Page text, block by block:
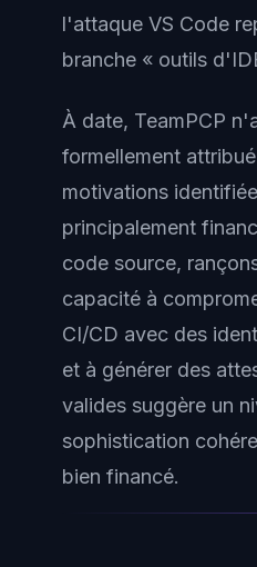
l'attaque VS Code
branche « outils
À date, TeamPCP
formellement
motivations
principalement
code source,
capacité à
CI/CD avec des
et à générer des
valides suggère un
sophistication
bien financé.